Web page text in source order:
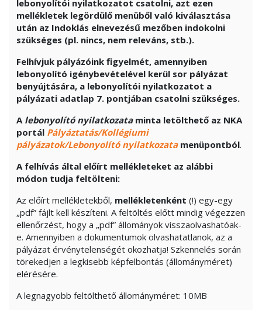
lebonyolítói nyilatkozatot csatolni, azt ezen
mellékletek legördülő menüből való kiválasztása
után az Indoklás elnevezésű mezőben indokolni
szükséges (pl. nincs, nem releváns, stb.).
Felhívjuk pályázóink figyelmét, amennyiben
lebonyolító igénybevételével kerül sor pályázat
benyújtására, a lebonyolítói nyilatkozatot a
pályázati adatlap 7. pontjában csatolni szükséges.
A lebonyolító nyilatkozataminta letölthető az NKA
portál Pályáztatás/Kollégiumi
pályázatok/Lebonyolító nyilatkozatamenüpontból.
A felhívás által előírt mellékleteket az alábbi
módon tudja feltölteni:
Az előírt mellékletekből, mellékletenként (!) egy-egy
„pdf” fájlt kell készíteni. A feltöltés előtt mindig végezzen
ellenőrzést, hogy a „pdf” állományok visszaolvashatóak-
e. Amennyiben a dokumentumok olvashatatlanok, az a
pályázat érvénytelenségét okozhatja! Szkennelés során
törekedjen a legkisebb képfelbontás (állományméret)
elérésére.
A legnagyobb feltölthető állományméret: 10MB